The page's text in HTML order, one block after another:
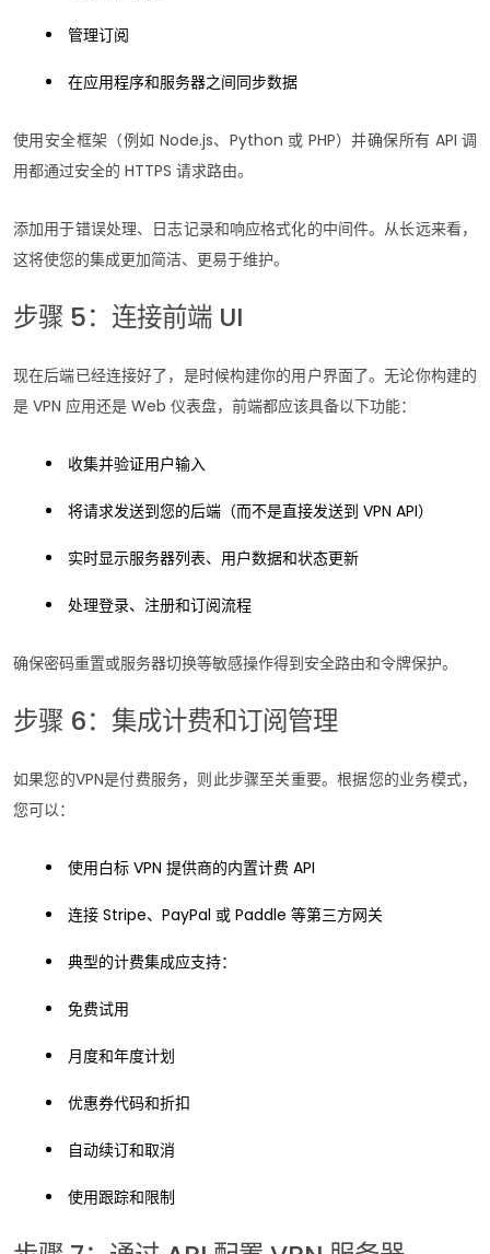
管理订阅
在应用程序和服务器之间同步数据
使用安全框架（例如 Node.js、Python 或 PHP）并确保所有 API 调
用都通过安全的 HTTPS 请求路由。
添加用于错误处理、日志记录和响应格式化的中间件。从长远来看，
这将使您的集成更加简洁、更易于维护。
步骤 5：连接前端 UI
现在后端已经连接好了，是时候构建你的用户界面了。无论你构建的
是 VPN 应用还是 Web 仪表盘，前端都应该具备以下功能：
收集并验证用户输入
将请求发送到您的后端（而不是直接发送到 VPN API）
实时显示服务器列表、用户数据和状态更新
处理登录、注册和订阅流程
确保密码重置或服务器切换等敏感操作得到安全路由和令牌保护。
步骤 6：集成计费和订阅管理
如果您的VPN是付费服务，则此步骤至关重要。根据您的业务模式，
您可以：
使用白标 VPN 提供商的内置计费 API
连接 Stripe、PayPal 或 Paddle 等第三方网关
典型的计费集成应支持：
免费试用
月度和年度计划
优惠券代码和折扣
自动续订和取消
使用跟踪和限制